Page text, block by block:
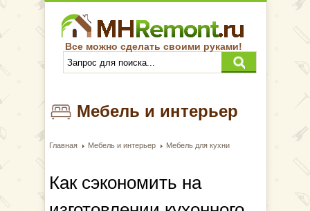
Мебель и интерьер
Главная Мебель и интерьер Мебель для кухни
Как сэкономить на
Все можно сделать своими руками!